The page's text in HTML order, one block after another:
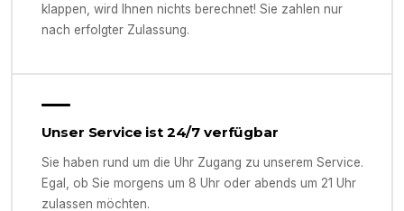
klappen, wird Ihnen nichts berechnet! Sie zahlen nur
nach erfolgter Zulassung.
Unser Service ist 24/7 verfügbar
Sie haben rund um die Uhr Zugang zu unserem Service.
Egal, ob Sie morgens um 8 Uhr oder abends um 21 Uhr
zulassen möchten.